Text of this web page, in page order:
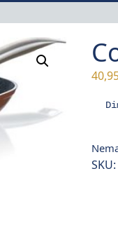
SKU: